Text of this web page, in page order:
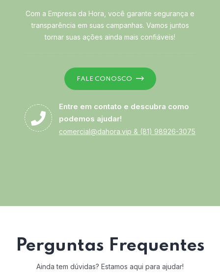
Com a Empresa da Hora, você garante segurança e
transparência em suas campanhas. Vamos juntos
tornar suas ações ainda mais confiáveis!
FALE CONOSCO
Entre em contato e descubra como
podemos ajudar!
comercial@dahora.vip & (81) 98926-3075
Perguntas Frequentes
Ainda tem dúvidas? Estamos aqui para ajudar!